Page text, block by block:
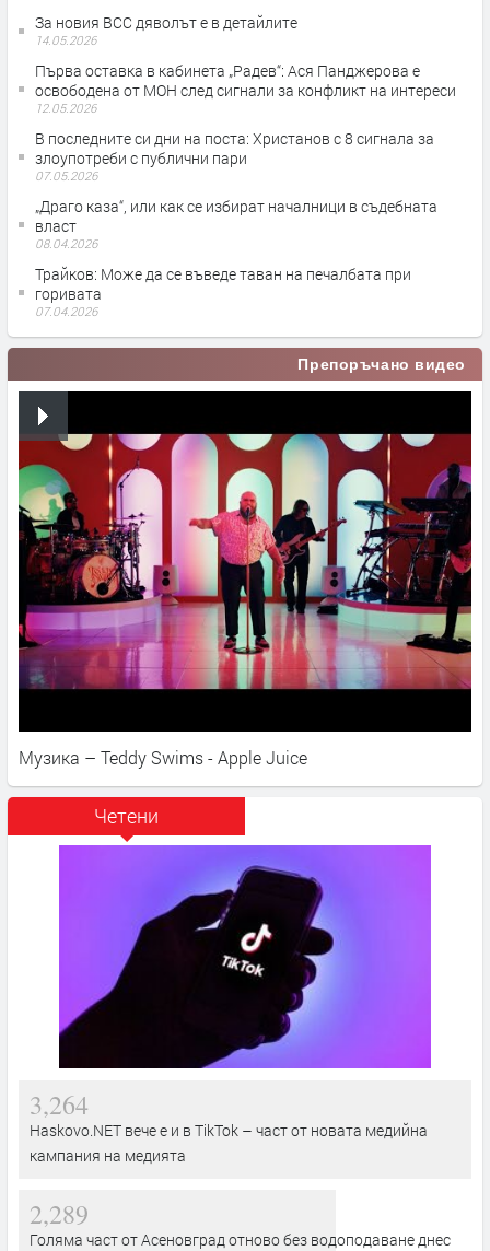
За новия ВСС дяволът е в детайлите
14.05.2026
Първа оставка в кабинета „Радев“: Ася Панджерова е
освободена от МОН след сигнали за конфликт на интереси
12.05.2026
В последните си дни на поста: Христанов с 8 сигнала за
злоупотреби с публични пари
07.05.2026
„Драго каза“, или как се избират началници в съдебната
власт
08.04.2026
Трайков: Може да се въведе таван на печалбата при
горивата
07.04.2026
Препоръчано видео
Музика – Teddy Swims - Apple Juice
Четени
3,264
Haskovo.NET вече е и в TikTok – част от новата медийна
кампания на медията
2,289
Голяма част от Асеновград отново без водоподаване днес